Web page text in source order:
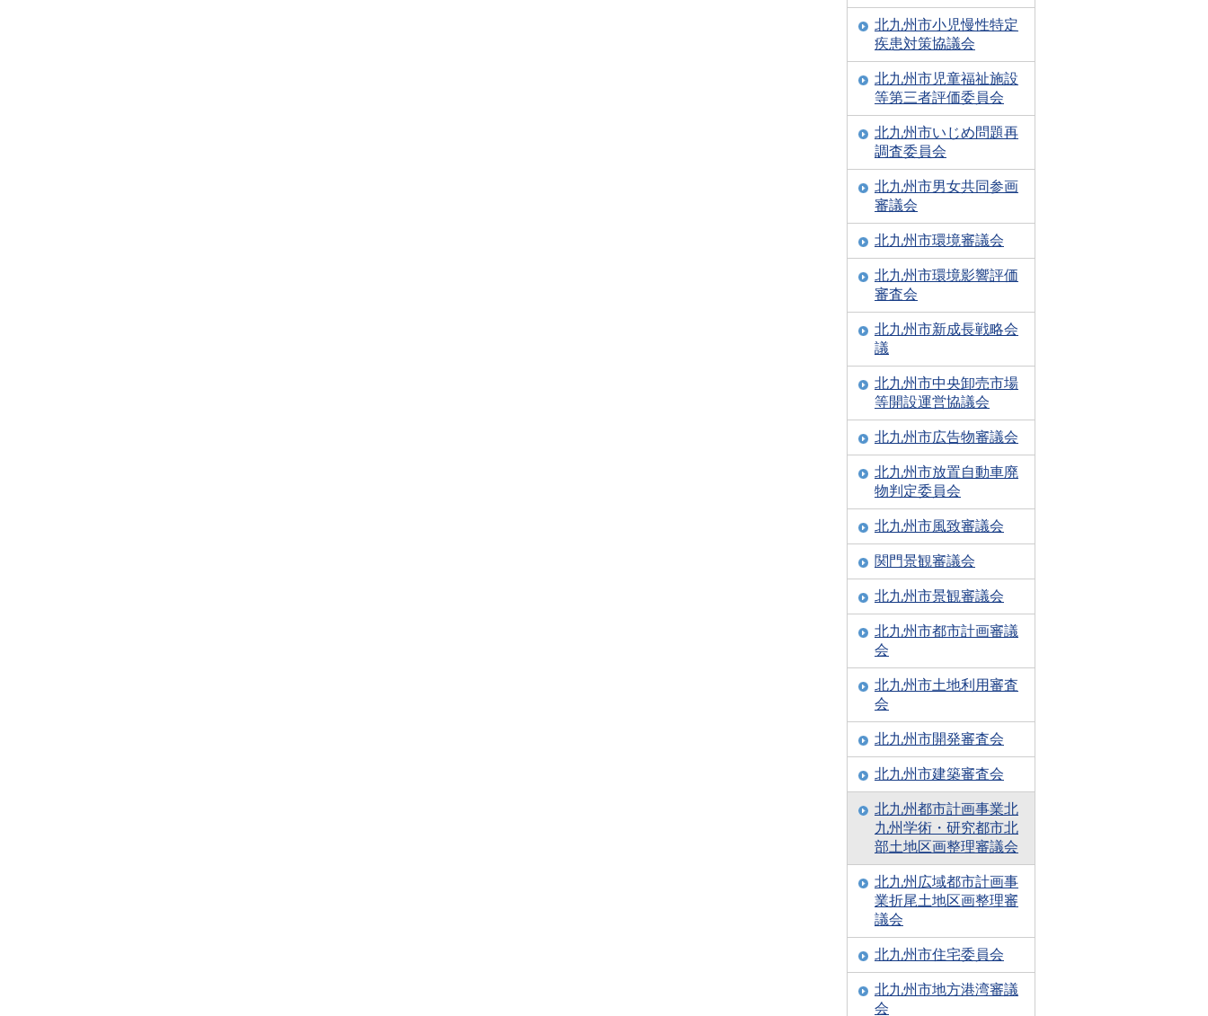
北九州市小児慢性特定
疾患対策協議会
北九州市児童福祉施設
等第三者評価委員会
北九州市いじめ問題再
調査委員会
北九州市男女共同参画
審議会
北九州市環境審議会
北九州市環境影響評価
審査会
北九州市新成長戦略会
議
北九州市中央卸売市場
等開設運営協議会
北九州市広告物審議会
北九州市放置自動車廃
物判定委員会
北九州市風致審議会
関門景観審議会
北九州市景観審議会
北九州市都市計画審議
会
北九州市土地利用審査
会
北九州市開発審査会
北九州市建築審査会
北九州都市計画事業北
九州学術・研究都市北
部土地区画整理審議会
北九州広域都市計画事
業折尾土地区画整理審
議会
北九州市住宅委員会
北九州市地方港湾審議
会